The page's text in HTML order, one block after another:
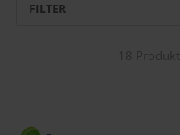
FILTER
18